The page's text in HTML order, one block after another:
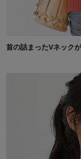
首の詰まったVネック